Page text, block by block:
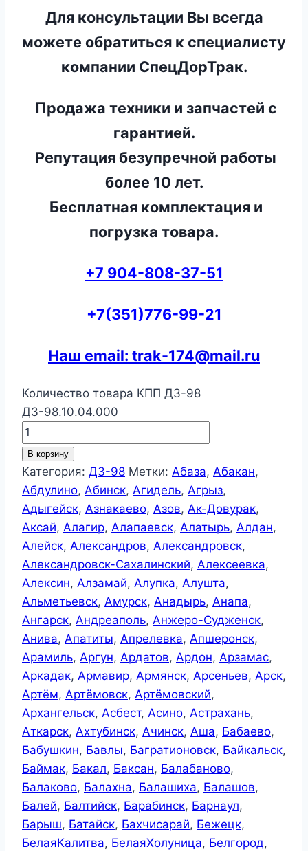
Для консультации Вы всегда
можете обратиться к специалисту
компании СпецДорТрак.
Продажа техники и запчастей с
гарантией.
Репутация безупречной работы
более 10 лет.
Бесплатная комплектация и
погрузка товара.
+7 904-808-37-51
+7(351)776-99-21
Наш email: trak-174@mail.ru
Количество товара КПП ДЗ-98
ДЗ-98.10.04.000
В корзину
Категория: ДЗ-98 Метки: Абаза, Абакан,
Абдулино, Абинск, Агидель, Агрыз,
Адыгейск, Азнакаево, Азов, Ак-Довурак,
Аксай, Алагир, Алапаевск, Алатырь, Алдан,
Алейск, Александров, Александровск,
Александровск-Сахалинский, Алексеевка,
Алексин, Алзамай, Алупка, Алушта,
Альметьевск, Амурск, Анадырь, Анапа,
Ангарск, Андреаполь, Анжеро-Судженск,
Анива, Апатиты, Апрелевка, Апшеронск,
Арамиль, Аргун, Ардатов, Ардон, Арзамас,
Аркадак, Армавир, Армянск, Арсеньев, Арск,
Артём, Артёмовск, Артёмовский,
Архангельск, Асбест, Асино, Астрахань,
Аткарск, Ахтубинск, Ачинск, Аша, Бабаево,
Бабушкин, Бавлы, Багратионовск, Байкальск,
Баймак, Бакал, Баксан, Балабаново,
Балаково, Балахна, Балашиха, Балашов,
Балей, Балтийск, Барабинск, Барнаул,
Барыш, Батайск, Бахчисарай, Бежецк,
БелаяКалитва, БелаяХолуница, Белгород,